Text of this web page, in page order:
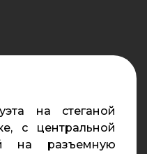
на стеганой
с центральной
на разъемную